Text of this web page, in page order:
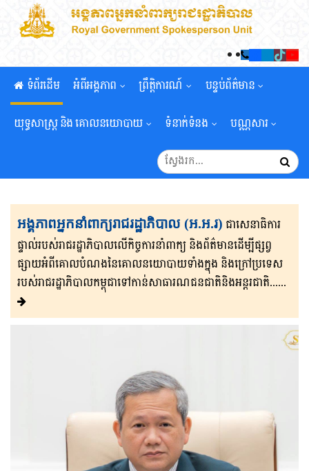
ទំព័រដើម អំពីអង្គភាព ព្រឹត្តិការណ៍ បន្ទប់ព័ត៌មាន
យុទ្ធសាស្រ្ត និង គោលនយោបាយ ទំនាក់ទំនង បណ្ណសារ
អង្គភាពអ្នកនាំពាក្យរាជរដ្ឋាភិបាល (អ.អ.រ) ជាសេនា​ធិ​កា​រ​​
ផ្ទាល់​របស់រាជរដ្ឋាភិ​បា​ល​លើ​កិច្ចការ​នាំពាក្យ និងព័ត៌មាន​ដើម្បីផ្សព្វ​
ផ្សាយ​​អំពីគោលបំណងនៃគោល​នយោបាយទាំងក្នុង និងក្រៅ​ប្រទេ​​ស​
របស់រាជរដ្ឋា​ភិ​បា​ល​កម្ពុជាទៅកាន់សាធារណជនជាតិនិងអន្តរជាតិ......